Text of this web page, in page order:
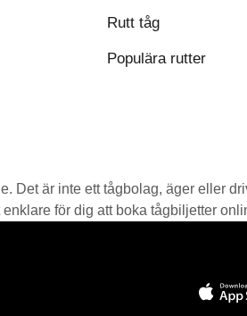
Rutt tåg
Populära rutter
Det är inte ett tågbolag, äger eller
för dig att boka tågbiljetter